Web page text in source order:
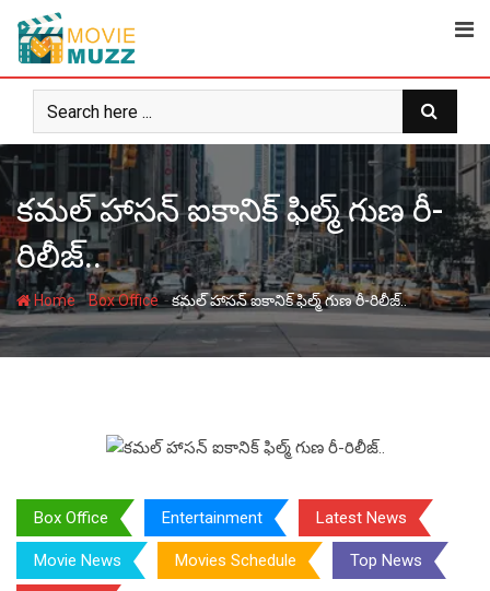
content
కమల్ హాసన్ ఐకానిక్ ఫిల్మ్ గుణ రీ-
రిలీజ్..
Home-Box Office-కమల్ హాసన్ ఐకానిక్ ఫిల్మ్ గుణ రీ-రిలీజ్..
Box Office Entertainment Latest News
Movie News Movies Schedule Top News